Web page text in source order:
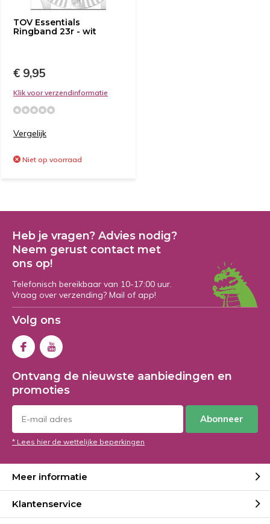
TOV Essentials
Ringband 23r - wit
€ 9,95
Klik voor verzendinformatie
Vergelijk
Niet op voorraad
Heb je vragen? Advies nodig?
Neem gerust contact met
ons op!
Telefonisch bereikbaar van 10-17:00 uur.
Vraag over verzending? Mail of app!
Volg ons
Ontvang de nieuwste aanbiedingen en
promoties
Abonneer
* Lees hier de wettelijke beperkingen
Meer informatie
Klantenservice